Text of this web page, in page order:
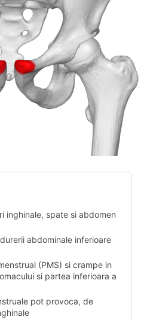
inghinale, spate si abdomen
abdominale inferioare
(PMS) si crampe in
si partea inferioara a
pot provoca, de